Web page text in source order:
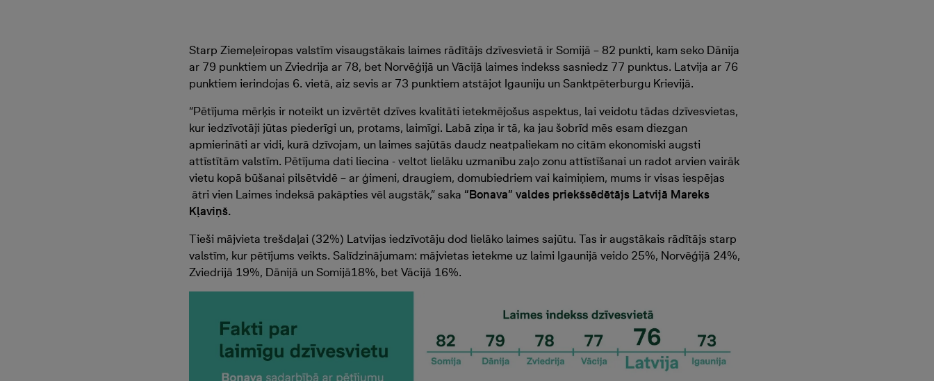
Starp Ziemeļeiropas valstīm visaugstākais laimes rādītājs dzīvesvietā ir Somijā – 82 punkti, kam seko Dānija
ar 79 punktiem un Zviedrija ar 78, bet Norvēģijā un Vācijā laimes indekss sasniedz 77 punktus. Latvija ar 76
punktiem ierindojas 6. vietā, aiz sevis ar 73 punktiem atstājot Igauniju un Sanktpēterburgu Krievijā.
“Pētījuma mērķis ir noteikt un izvērtēt dzīves kvalitāti ietekmējošus aspektus, lai veidotu tādas dzīvesvietas,
kur iedzīvotāji jūtas piederīgi un, protams, laimīgi. Labā ziņa ir tā, ka jau šobrīd mēs esam diezgan
apmierināti ar vidi, kurā dzīvojam, un laimes sajūtās daudz neatpaliekam no citām ekonomiski augsti
attīstītām valstīm. Pētījuma dati liecina - veltot lielāku uzmanību zaļo zonu attīstīšanai un radot arvien vairāk
vietu kopā būšanai pilsētvidē – ar ģimeni, draugiem, domubiedriem vai kaimiņiem, mums ir visas iespējas
ātri vien Laimes indeksā pakāpties vēl augstāk,” saka “Bonava” valdes priekšsēdētājs Latvijā Mareks
Kļaviņš.
Tieši mājvieta trešdaļai (32%) Latvijas iedzīvotāju dod lielāko laimes sajūtu. Tas ir augstākais rādītājs starp
valstīm, kur pētījums veikts. Salīdzinājumam: mājvietas ietekme uz laimi Igaunijā veido 25%, Norvēģijā 24%,
Zviedrijā 19%, Dānijā un Somijā18%, bet Vācijā 16%.